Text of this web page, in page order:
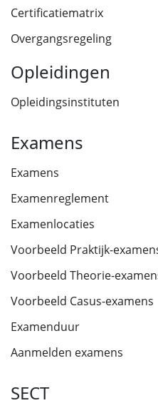
Certificatiematrix
Overgangsregeling
Opleidingen
Opleidingsinstituten
Examens
Examens
Examenreglement
Examenlocaties
Voorbeeld Praktijk-
Voorbeeld Theorie-
Voorbeeld Casus-examens
Examenduur
Aanmelden examens
SECT